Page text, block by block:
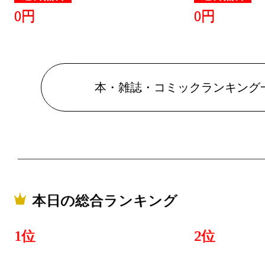
0円 0円
本・雑誌・コミックランキング
本日の総合ランキング
1位 2位